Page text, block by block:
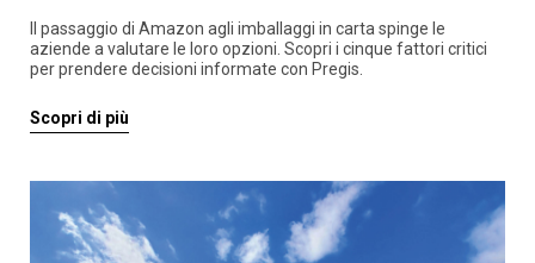
Il passaggio di Amazon agli imballaggi in carta spinge le
aziende a valutare le loro opzioni. Scopri i cinque fattori critici
per prendere decisioni informate con Pregis.
Scopri di più